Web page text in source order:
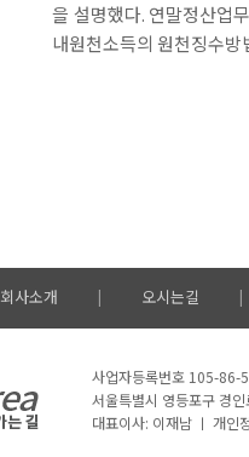
을 설명했다. 연말정산업
내원천소득의 원천징수방
회사소개 | 오시는길 |
사업자등록번호 105-86-
서울특별시 영등포구 경
대표이사: 이재남 ㅣ 개인